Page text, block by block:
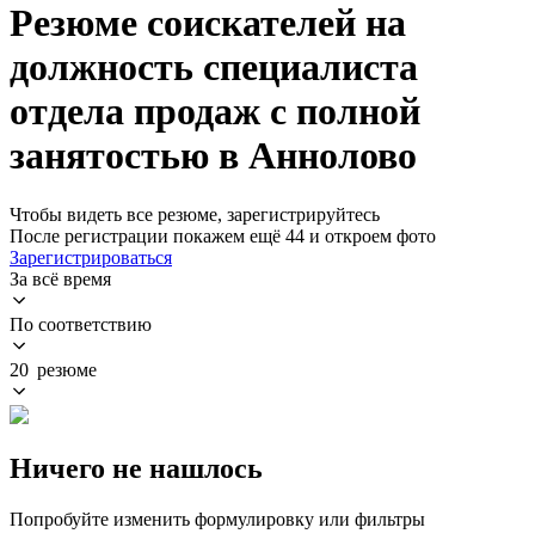
Резюме соискателей на
должность специалиста
отдела продаж с полной
занятостью в Аннолово
Чтобы видеть все резюме, зарегистрируйтесь
После регистрации покажем ещё 44 и откроем фото
Зарегистрироваться
За всё время
По соответствию
20 резюме
Ничего не нашлось
Попробуйте изменить формулировку или фильтры